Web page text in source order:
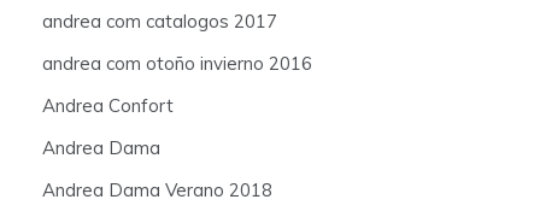
andrea com catalogos 2017
andrea com otoño invierno 2016
Andrea Confort
Andrea Dama
Andrea Dama Verano 2018